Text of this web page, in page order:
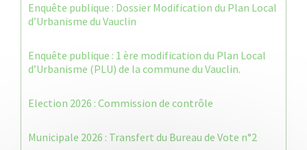
Enquête publique : Dossier Modification du Plan Local
d’Urbanisme du Vauclin
Enquête publique : 1 ère modification du Plan Local
d’Urbanisme (PLU) de la commune du Vauclin.
Election 2026 : Commission de contrôle
Municipale 2026 : Transfert du Bureau de Vote n°2